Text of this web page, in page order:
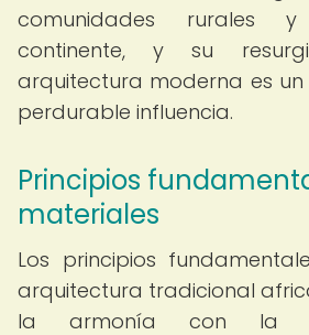
comunidades rurales
continente, y su
arquitectura moderna es un
perdurable influencia.
Principios
materiales
Los principios
arquitectura tradicional
la armonía con la